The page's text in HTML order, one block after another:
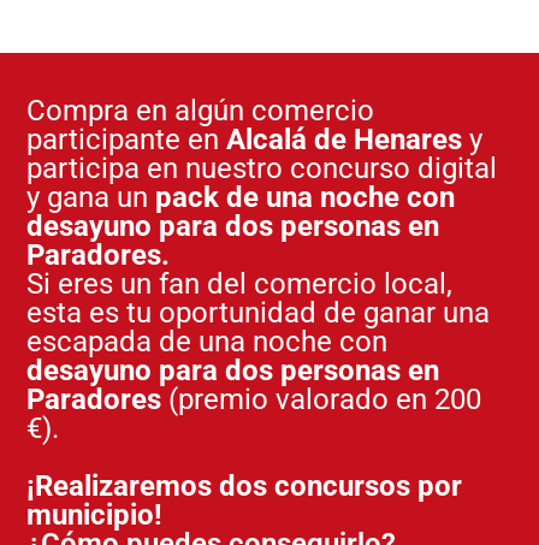
Compra en algún comercio
participante enAlcalá de Henares y
participa en nuestro concurso digital
y gana un pack de una noche con
desayuno para dos personas en
Paradores.
Si eres un fan del comercio local,
esta es tu oportunidad de ganar una
escapada de una noche con
desayuno para dos personas en
Paradores (premio valorado en 200
€).
¡Realizaremos dos concursos por
municipio!